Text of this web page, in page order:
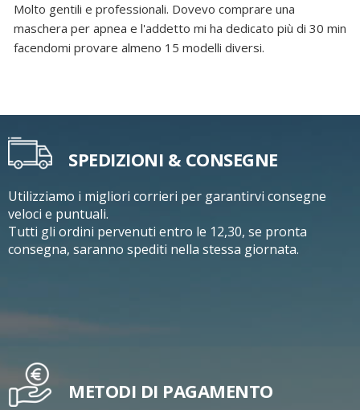
Molto gentili e professionali. Dovevo comprare una
maschera per apnea e l'addetto mi ha dedicato più di 30 min
facendomi provare almeno 15 modelli diversi.
SPEDIZIONI & CONSEGNE
Utilizziamo i migliori corrieri per garantirvi consegne
veloci e puntuali.
Tutti gli ordini pervenuti entro le 12,30, se pronta
consegna, saranno spediti nella stessa giornata.
METODI DI PAGAMENTO